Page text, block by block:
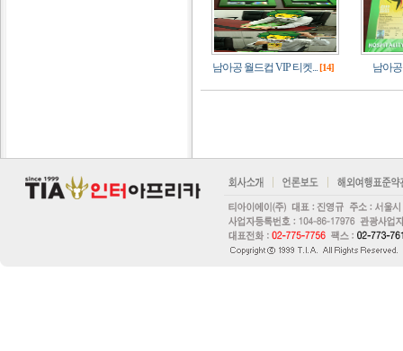
남아공 월드컵 VIP 티켓... [14] 남아